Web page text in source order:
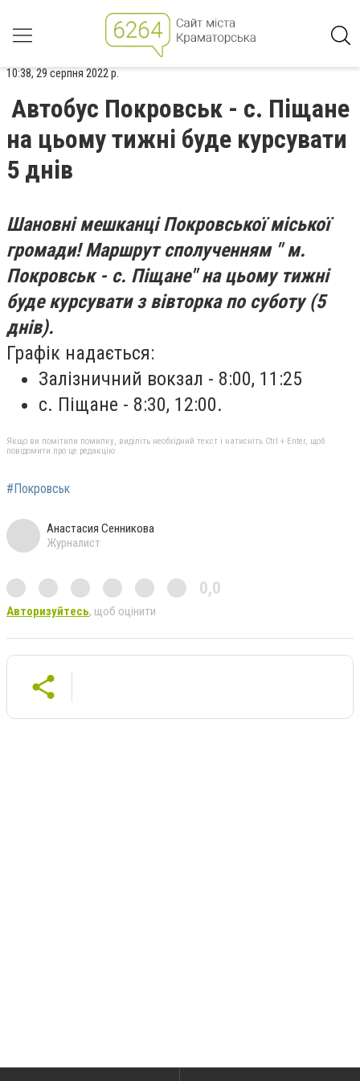
10:38, 29 серпня 2022 р.
Автобус Покровськ - с. Піщане
на цьому тижні буде курсувати
5 днів
Шановні мешканці Покровської міської
громади! Маршрут сполученням " м.
Покровськ - с. Піщане" на цьому тижні
буде курсувати з вівторка по суботу (5
днів).
Графік надається:
Залізничний вокзал - 8:00, 11:25
с. Піщане - 8:30, 12:00.
Якщо ви помітили помилку, виділіть необхідний текст і натисніть Ctrl + Enter, щоб
повідомити про це редакцію
#Покровськ
Анастасия Сенникова
Журналист
0,0
Авторизуйтесь, щоб оцінити